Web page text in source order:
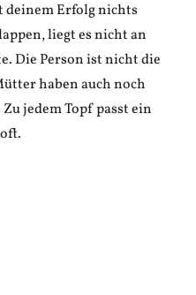
deinem Erfolg nichts
liegt es nicht an
Die Person ist nicht die
haben auch noch
jedem Topf passt ein